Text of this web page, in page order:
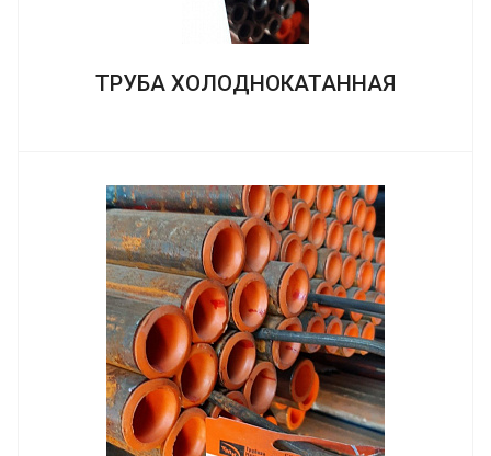
ТРУБА ХОЛОДНОКАТАННАЯ